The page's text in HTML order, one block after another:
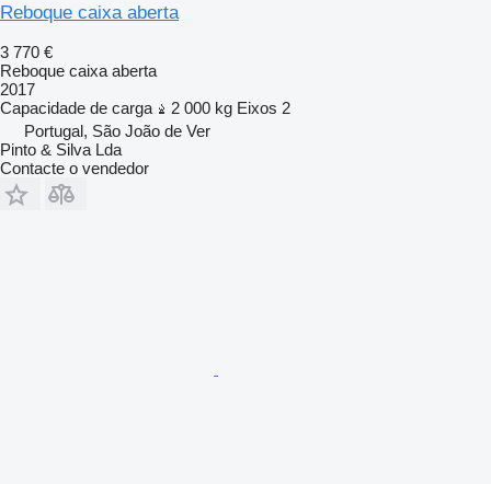
Reboque caixa aberta
3 770 €
Reboque caixa aberta
2017
Capacidade de carga
2 000 kg Eixos 2
Portugal, São João de Ver
Pinto & Silva Lda
Contacte o vendedor